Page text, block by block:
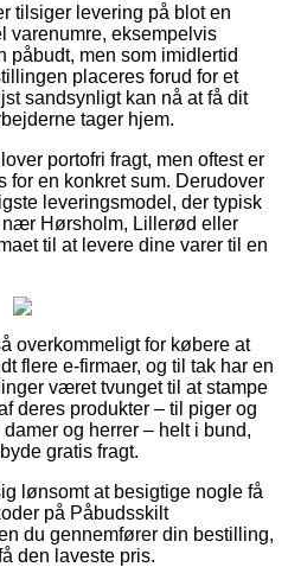
tilsiger levering på blot en
varenumre, eksempelvis
men som imidlertid
placeres forud for et
sandsynligt kan nå at få dit
tager hjem.
portofri fragt, men oftest er
en konkret sum. Derudover
leveringsmodel, der typisk
Hørsholm, Lillerød eller
til at levere dine varer til en
overkommeligt for købere at
flere e-firmaer, og til tak har en
været tvunget til at stampe
deres produkter – til piger og
og herrer – helt i bund,
gratis fragt.
lønsomt at besigtige nogle få
på Påbudsskilt
du gennemfører din bestilling,
den laveste pris.